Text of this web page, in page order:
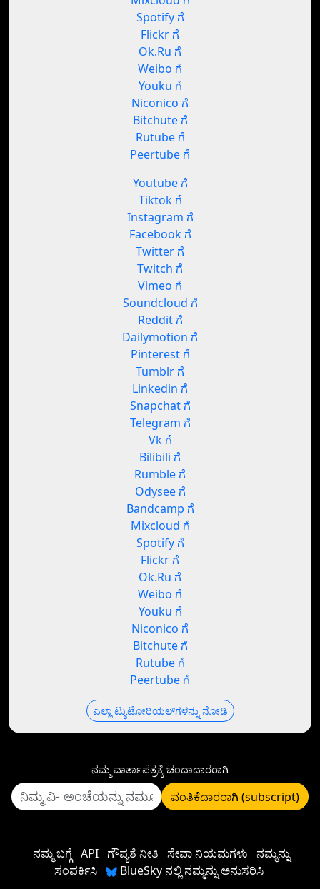
Spotify ಗೆ
Flickr ಗೆ
Ok.Ru ಗೆ
Weibo ಗೆ
Youku ಗೆ
Niconico ಗೆ
Bitchute ಗೆ
Rutube ಗೆ
Peertube ಗೆ
Youtube ಗೆ
Tiktok ಗೆ
Instagram ಗೆ
Facebook ಗೆ
Twitter ಗೆ
Twitch ಗೆ
Vimeo ಗೆ
Soundcloud ಗೆ
Reddit ಗೆ
Dailymotion ಗೆ
Pinterest ಗೆ
Tumblr ಗೆ
Linkedin ಗೆ
Snapchat ಗೆ
Telegram ಗೆ
Vk ಗೆ
Bilibili ಗೆ
Rumble ಗೆ
Odysee ಗೆ
Bandcamp ಗೆ
Mixcloud ಗೆ
Spotify ಗೆ
Flickr ಗೆ
Ok.Ru ಗೆ
Weibo ಗೆ
Youku ಗೆ
Niconico ಗೆ
Bitchute ಗೆ
Rutube ಗೆ
Peertube ಗೆ
ಎಲ್ಲಾ ಟ್ಯುಟೋರಿಯಲ್‌ಗಳನ್ನು ನೋಡಿ
ನಮ್ಮ ವಾರ್ತಾಪತ್ರಕ್ಕೆ ಚಂದಾದಾರರಾಗಿ
ವಂತಿಕೆದಾರರಾಗಿ (subscript)
ನಮ್ಮ ಬಗ್ಗೆ API ಗೌಪ್ಯತೆ ನೀತಿ ಸೇವಾ ನಿಯಮಗಳು ನಮ್ಮನ್ನು
ಸಂಪರ್ಕಿಸಿ
BlueSky ನಲ್ಲಿ ನಮ್ಮನ್ನು ಅನುಸರಿಸಿ